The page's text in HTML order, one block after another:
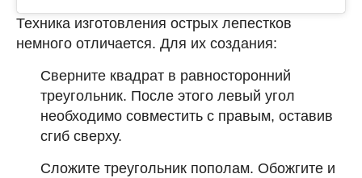
Техника изготовления острых лепестков
немного отличается. Для их создания:
Сверните квадрат в равносторонний
треугольник. После этого левый угол
необходимо совместить с правым, оставив
сгиб сверху.
Сложите треугольник пополам. Обожгите и